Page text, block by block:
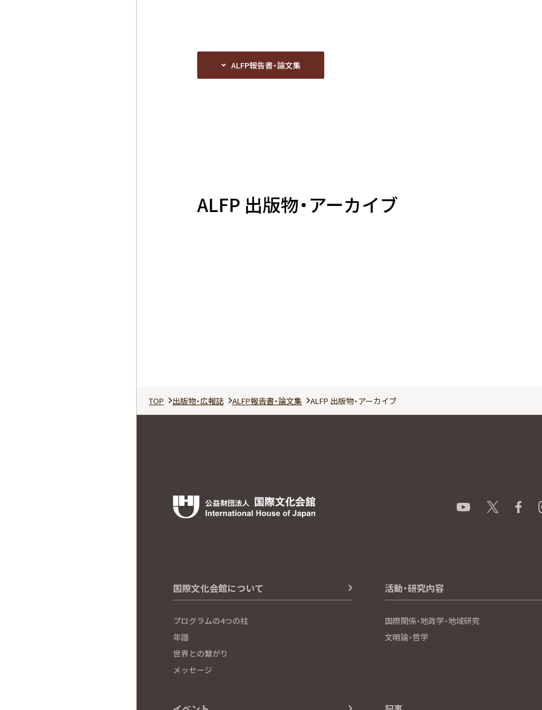
ALFP 出版物・アーカイブ
ALFP報告書・論文集
ALFP報告書・論文集
TOP 出版物・広報誌 ALFP報告書・論文集 ALFP 出版物・アーカイブ
国際文化会館について
プログラムの4つの柱
年譜
世界との繋がり
メッセージ
活動・研究内容
国際関係・地政学・地域研究
文明論・哲学